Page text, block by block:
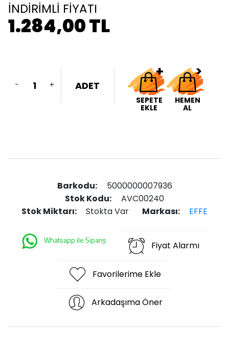
İNDİRİMLİ FİYATI
1.284,00 TL
- + ADET
SEPETE
EKLE
HEMEN
AL
Barkodu:
5000000007936
Stok Kodu:
AVC00240
Stok Miktarı:
Stokta Var Markası: EFFE
Whatsapp ile Sipariş Fiyat Alarmı
Favorilerime Ekle
Arkadaşıma Öner